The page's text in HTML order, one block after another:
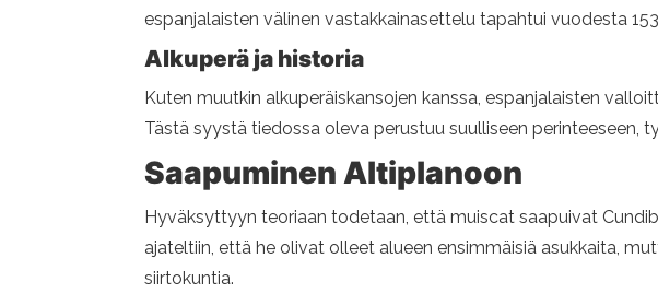
espanjalaisten välinen vastakkainasettelu tapahtui vuodesta
Alkuperä ja historia
Kuten muutkin alkuperäiskansojen kanssa, espanjalaisten
Tästä syystä tiedossa oleva perustuu suulliseen perinteeseen,
Saapuminen Altiplanoon
Hyväksyttyyn teoriaan todetaan, että muiscat saapuivat
ajateltiin, että he olivat olleet alueen ensimmäisiä asukkaita,
siirtokuntia.